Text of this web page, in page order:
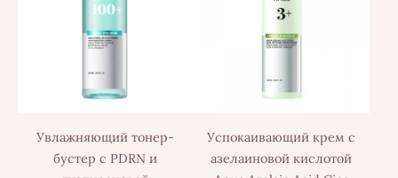
Увлажняющий тонер-
бустер с PDRN и
Успокаивающий крем с
азелаиновой кислотой